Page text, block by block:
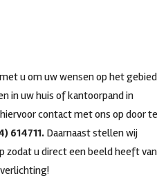
u om uw wensen op het gebied
in uw huis of kantoorpand in
contact met ons op door te
614711. Daarnaast stellen wij
zodat u direct een beeld heeft van